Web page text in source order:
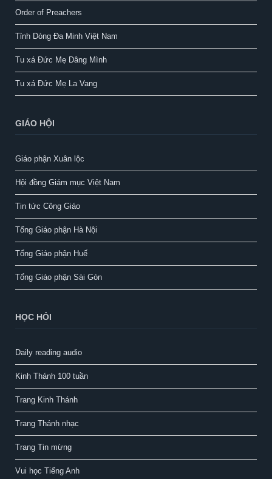
Order of Preachers
Tỉnh Dòng Đa Minh Việt Nam
Tu xá Đức Mẹ Dâng Mình
Tu xá Đức Mẹ La Vang
GIÁO HỘI
Giáo phận Xuân lộc
Hội đồng Giám mục Việt Nam
Tin tức Công Giáo
Tổng Giáo phận Hà Nội
Tổng Giáo phận Huế
Tổng Giáo phận Sài Gòn
HỌC HỎI
Daily reading audio
Kinh Thánh 100 tuần
Trang Kinh Thánh
Trang Thánh nhạc
Trang Tin mừng
Vui học Tiếng Anh